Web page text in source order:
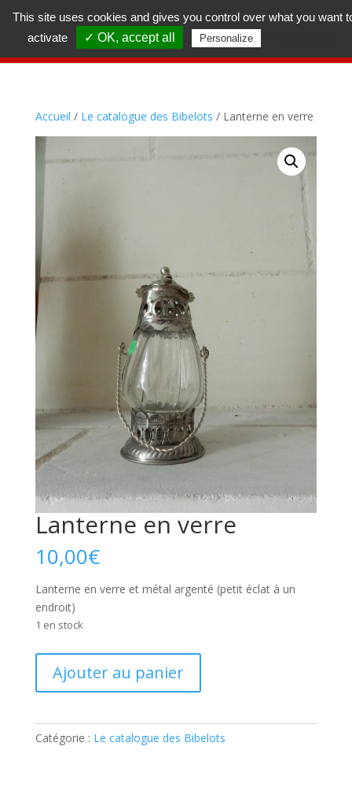
Accueil / Le catalogue des Bibelots / Lanterne en verre
Lanterne en verre
10,00€
Lanterne en verre et métal argenté (petit éclat à un
endroit)
1 en stock
Lanterne
verre
Ajouter au panier
Catégorie : Le catalogue des Bibelots
This site uses cookies and gives you control over what you want
activate
✓ OK, accept all Personalize